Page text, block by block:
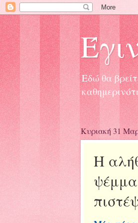
Εδώ θα
Κυριακή 31
Η